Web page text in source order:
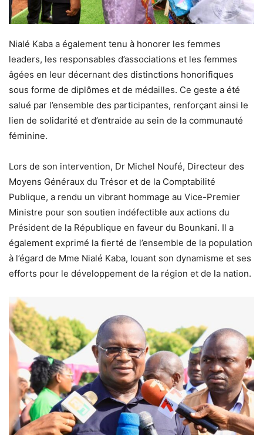
Nialé Kaba a également tenu à honorer les femmes
leaders, les responsables d’associations et les femmes
âgées en leur décernant des distinctions honorifiques
sous forme de diplômes et de médailles. Ce geste a été
salué par l’ensemble des participantes, renforçant ainsi le
lien de solidarité et d’entraide au sein de la communauté
féminine.
Lors de son intervention, Dr Michel Noufé, Directeur des
Moyens Généraux du Trésor et de la Comptabilité
Publique, a rendu un vibrant hommage au Vice-Premier
Ministre pour son soutien indéfectible aux actions du
Président de la République en faveur du Bounkani. Il a
également exprimé la fierté de l’ensemble de la population
à l’égard de Mme Nialé Kaba, louant son dynamisme et ses
efforts pour le développement de la région et de la nation.